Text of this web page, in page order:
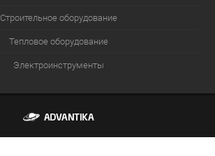
Строительное оборудование
Тепловое оборудование
Электроинструменты